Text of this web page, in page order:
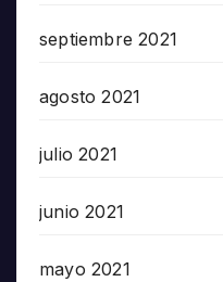
septiembre 2021
agosto 2021
julio 2021
junio 2021
mayo 2021